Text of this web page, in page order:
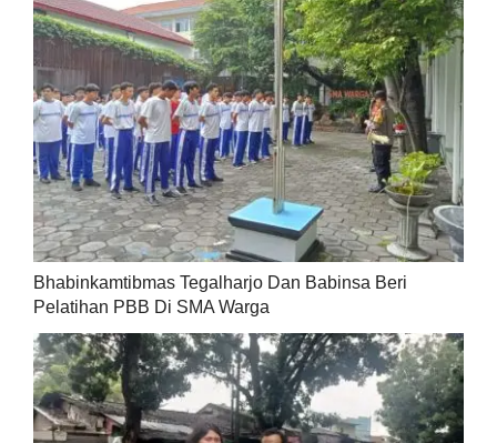
Bhabinkamtibmas Tegalharjo Dan Babinsa Beri
Pelatihan PBB Di SMA Warga